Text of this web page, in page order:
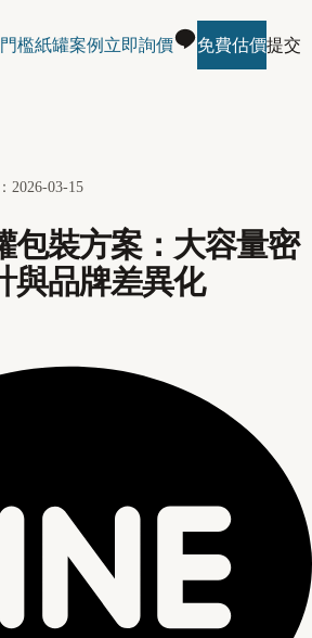
檻紙罐案例 立即詢價 免費估價提交
2026-03-15
包裝方案：大容量密
與品牌差異化